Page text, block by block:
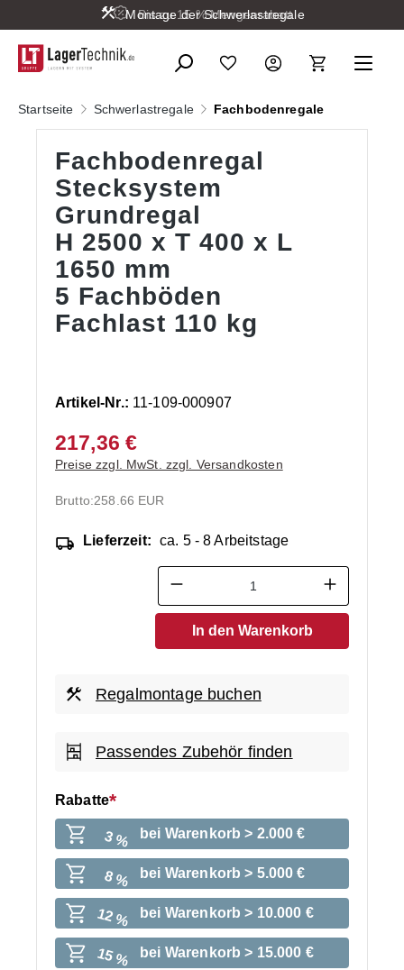
Bis zu 15 % Mengenrabatt
Montage der Schwerlastregale
Startseite Schwerlastregale Fachbodenregale
Fachbodenregal
Stecksystem
Grundregal
H 2500 x T 400 x L
1650 mm
5 Fachböden
Fachlast 110 kg
Artikel-Nr.: 11-109-000907
217,36 €
Preise zzgl. MwSt. zzgl. Versandkosten
Brutto:258.66 EUR
Lieferzeit: ca. 5 - 8 Arbeitstage
Produkt Anzahl: Gib den
In den Warenkorb
Regalmontage buchen
Passendes Zubehör finden
Rabatte
3 % bei Warenkorb > 2.000 €
8 % bei Warenkorb > 5.000 €
12 % bei Warenkorb > 10.000 €
15 % bei Warenkorb > 15.000 €